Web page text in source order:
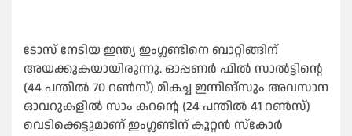
ടോസ് നേടിയ ഇന്ത്യ ഇംഗ്ലണ്ടിനെ ബാറ്റിങ്ങിന്
അയക്കുകയായിരുന്നു. ഓപ്പണര്‍ ഫില്‍ സാല്‍ട്ടിന്റെ
(44 പന്തില്‍ 70 റണ്‍സ്) മികച്ച ഇന്നിങ്‌സും അവസാന
ഓവറുകളില്‍ സാം കറന്റെ (24 പന്തില്‍ 41 റണ്‍സ്)
വെടിക്കെട്ടുമാണ് ഇംഗ്ലണ്ടിന് കൂറ്റന്‍ സ്‌കോര്‍